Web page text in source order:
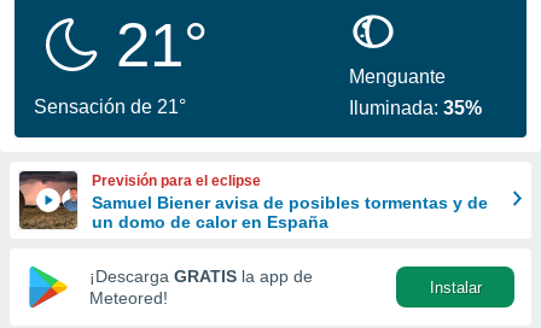
se
calidad.
a este
las
y
forma
digital
basada
21°
Sensación de 21°
Menguante
Iluminada:35%
Previsión para el eclipse
Samuel Biener avisa de posibles tormentas y de
un domo de calor en España
¡Descarga GRATIS la app de
Meteored!
Instalar